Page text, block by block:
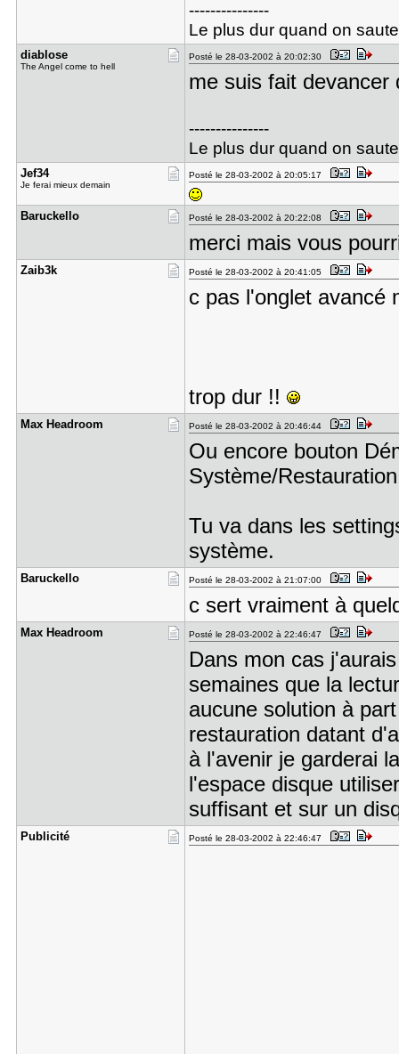
---------------
Le plus dur quand on
diablose
The Angel come to hell
Posté le 28-03-2002 à 20:02:30
me suis fait devancer
---------------
Le plus dur quand on
Jef34
Je ferai mieux demain
Posté le 28-03-2002 à 20:05:17
Baruckello Posté le 28-03-2002 à 20:22:08
merci mais vous
Zaib3k Posté le 28-03-2002 à 20:41:05
c pas l'onglet avancé
trop dur !!
Max Headro​om Posté le 28-03-2002 à 20:46:44
Ou encore bouton
Système/
Tu va dans les
système.
Baruckello Posté le 28-03-2002 à 21:07:00
c sert vraiment à
Max Headro​om Posté le 28-03-2002 à 22:46:47
Dans mon cas
semaines que la
aucune solution à
restauration datant
à l'avenir je garderai
l'espace disque
suffisant et sur un
Publicité Posté le 28-03-2002 à 22:46:47